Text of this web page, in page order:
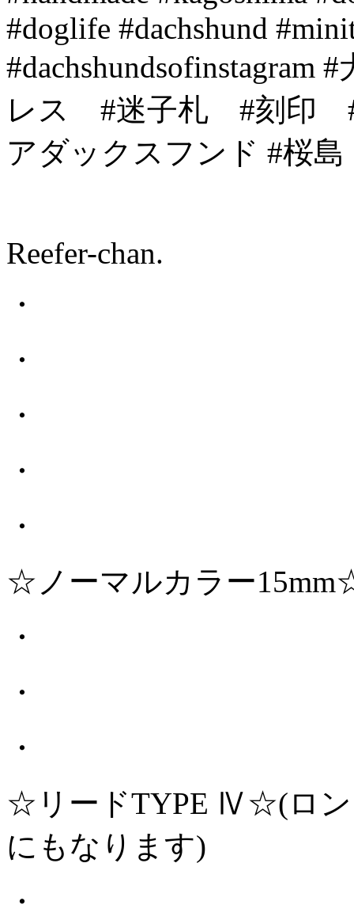
Reefer-chan.
・
・
・
・
・
☆ノーマルカラー
・
・
・
☆リードTYPE Ⅳ☆(ロン
にもなります)
・